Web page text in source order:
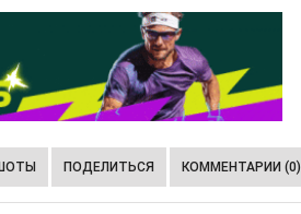
ПОДЕЛИТЬСЯ КОММЕНТАРИИ (0)